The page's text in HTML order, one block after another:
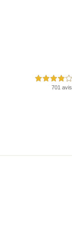
4,0 étoiles sur 5
701 avis